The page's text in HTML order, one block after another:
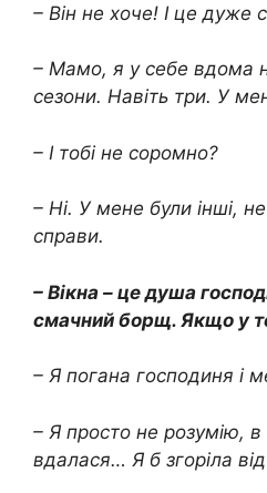
– Він не хоче! І це дуже
– Мамо, я у себе вдома
сезони. Навіть три. У
– І тобі не соромно?
– Ні. У мене були інші,
справи.
– Вікна – це душа
смачний борщ. Якщо у
– Я погана господиня і
– Я просто не розумію, в
вдалася… Я б згоріла